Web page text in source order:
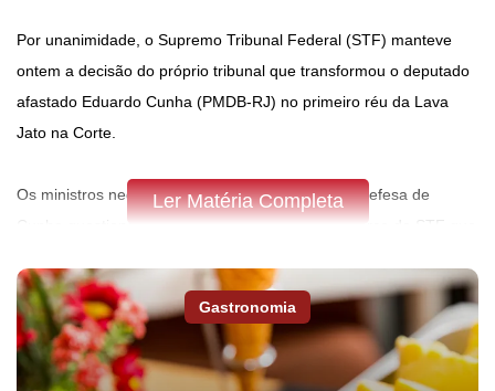
Por unanimidade, o Supremo Tribunal Federal (STF) manteve
ontem a decisão do próprio tribunal que transformou o deputado
afastado Eduardo Cunha (PMDB-RJ) no primeiro réu da Lava
Jato na Corte.
Os ministros negaram recurso apresentado pela defesa de
Cunha questionando pontos do julgamento de março do STF que
República contra o peemedebista, abrindo uma ação penal.
Os ministros seguiram o voto do ministro Teori Zavascki, relator
da Lava Jato, pela rejeição dos chamados embargos de
Ler Matéria Completa
Gastronomia